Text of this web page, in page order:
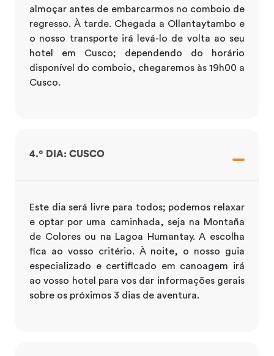
almoçar antes de embarcarmos no comboio de
regresso. À tarde. Chegada a Ollantaytambo e
o nosso transporte irá levá-lo de volta ao seu
hotel em Cusco; dependendo do horário
disponível do comboio, chegaremos às 19h00 a
Cusco.
4.º DIA: CUSCO
Este dia será livre para todos; podemos relaxar
e optar por uma caminhada, seja na Montaña
de Colores ou na Lagoa Humantay. A escolha
fica ao vosso critério. À noite, o nosso guia
especializado e certificado em canoagem irá
ao vosso hotel para vos dar informações gerais
sobre os próximos 3 dias de aventura.